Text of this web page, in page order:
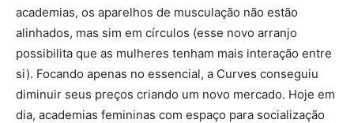
academias, os aparelhos de musculação não estão
alinhados, mas sim em círculos (esse novo arranjo
possibilita que as mulheres tenham mais interação entre
si). Focando apenas no essencial, a Curves conseguiu
diminuir seus preços criando um novo mercado. Hoje em
dia, academias femininas com espaço para socialização